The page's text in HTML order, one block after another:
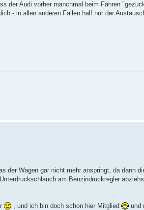
der Audi vorher manchmal beim Fahren
- in allen anderen Fällen half nur der
der Wagen gar nicht mehr anspringt, da dann
am Benzindruckregler
, und ich bin doch schon hier Mitglied und